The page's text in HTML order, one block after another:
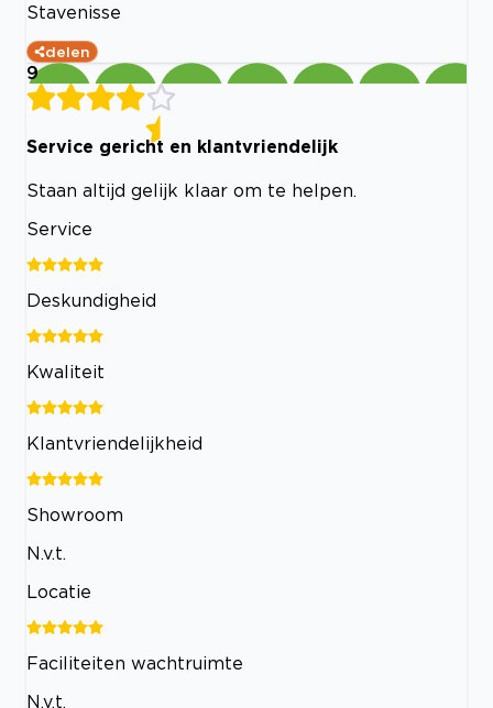
Stavenisse
delen
9
Service gericht en klantvriendelijk
Staan altijd gelijk klaar om te helpen.
Service
Deskundigheid
Kwaliteit
Klantvriendelijkheid
Showroom
N.v.t.
Locatie
Faciliteiten wachtruimte
N.v.t.